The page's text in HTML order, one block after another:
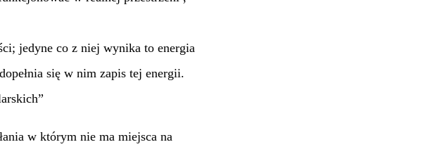
jedyne co z niej wynika to energia
się w nim zapis tej energii.
w którym nie ma miejsca na